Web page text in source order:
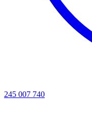
245 007 740